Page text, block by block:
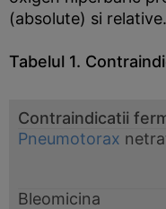
(absolute) si relative.
Tabelul 1.
Contraindicatii
Pneumotorax
Bleomicina